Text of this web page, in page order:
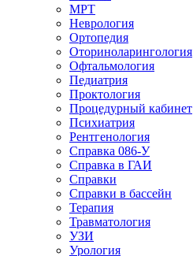
МРТ
Неврология
Ортопедия
Оториноларингология
Офтальмология
Педиатрия
Проктология
Процедурный кабинет
Психиатрия
Рентгенология
Справка 086-У
Справка в ГАИ
Справки
Справки в бассейн
Терапия
Травматология
УЗИ
Урология